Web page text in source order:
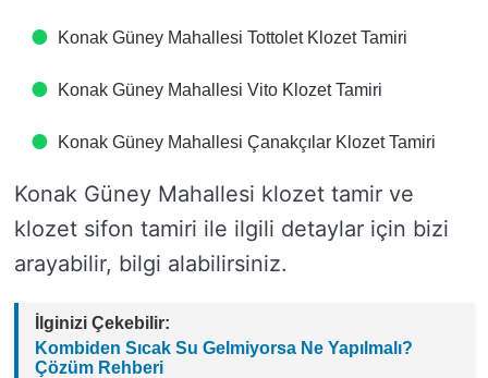
Konak Güney Mahallesi Tottolet Klozet Tamiri
Konak Güney Mahallesi Vito Klozet Tamiri
Konak Güney Mahallesi Çanakçılar Klozet Tamiri
Konak Güney Mahallesi klozet tamir ve
klozet sifon tamiri ile ilgili detaylar için bizi
arayabilir, bilgi alabilirsiniz.
İlginizi Çekebilir:
Kombiden Sıcak Su Gelmiyorsa Ne Yapılmalı?
Çözüm Rehberi